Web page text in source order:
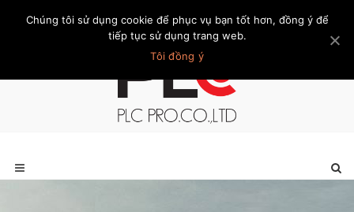
Trang chủ Giới thiệu Khách hàng Liên hệ Thành viên
Chúng tôi sử dụng cookie để phục vụ bạn tốt hơn, đồng ý để
tiếp tục sử dụng trang web.
Tôi đồng ý